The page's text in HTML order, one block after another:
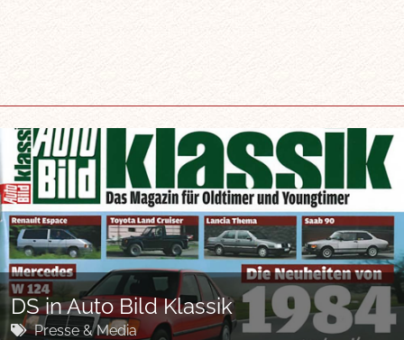
DS in Auto Bild Klassik
Presse & Media